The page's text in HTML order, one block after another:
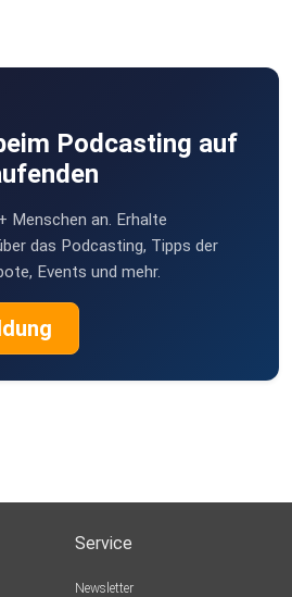
Podcasting auf
Menschen an. Erhalte
das Podcasting, Tipps der
Events und mehr.
Service
Newsletter